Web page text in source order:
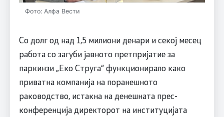
Фото: Алфа Вести
Со долг од над 1,5 милиони денари и секој месец
работа со загуби јавното претпријатие за
паркинзи „Еко Струга“ функционирало како
приватна компанија на поранешното
раководство, истакна на денешната прес-
конференција директорот на институцијата